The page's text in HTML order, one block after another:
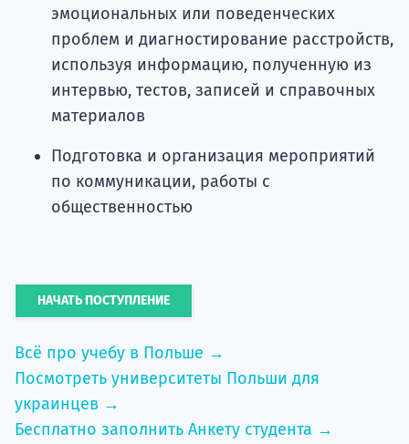
эмоциональных или поведенческих
проблем и диагностирование расстройств,
используя информацию, полученную из
интервью, тестов, записей и справочных
материалов
Подготовка и организация мероприятий
по коммуникации, работы с
общественностью
НАЧАТЬ ПОСТУПЛЕНИЕ
Всё про учебу в Польше →
Посмотреть университеты Польши для
украинцев →
Бесплатно заполнить Анкету студента →